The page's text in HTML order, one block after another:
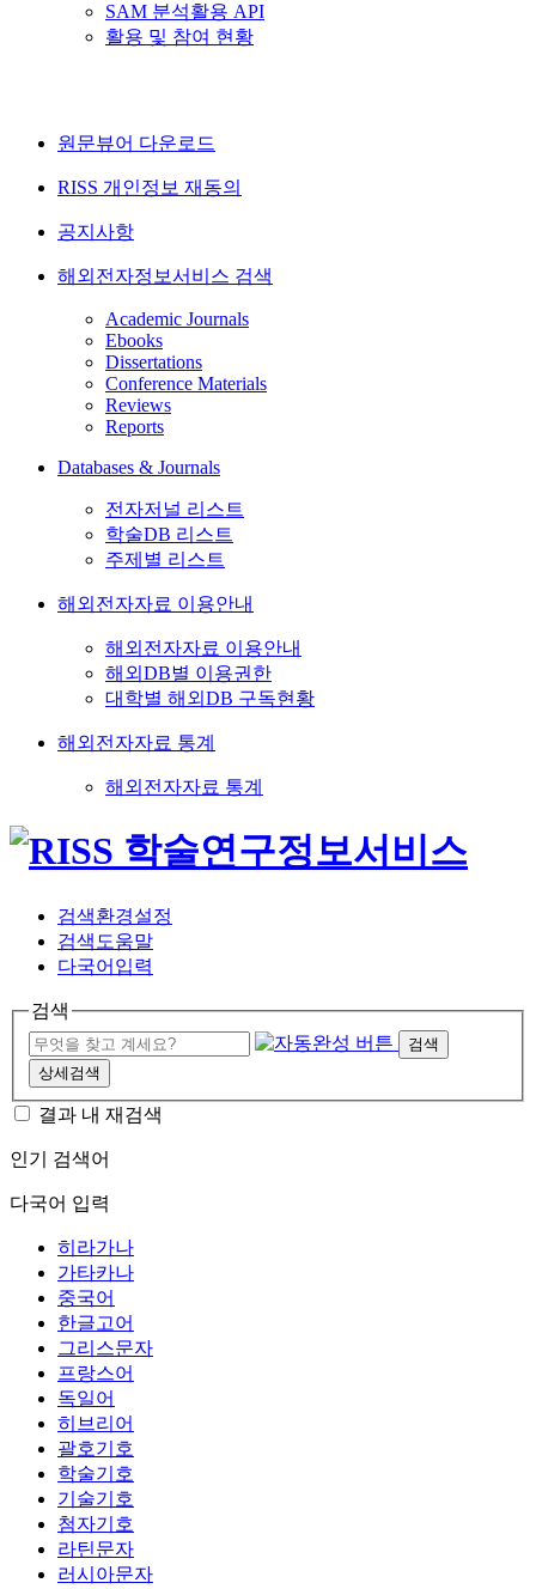
SAM 분석활용 API
활용 및 참여 현황
원문뷰어 다운로드
RISS 개인정보 재동의
공지사항
해외전자정보서비스 검색
Academic Journals
Ebooks
Dissertations
Conference Materials
Reviews
Reports
Databases & Journals
전자저널 리스트
학술DB 리스트
주제별 리스트
해외전자자료 이용안내
해외전자자료 이용안내
해외DB별 이용권한
대학별 해외DB 구독현황
해외전자자료 통계
해외전자자료 통계
검색환경설정
검색도움말
다국어입력
검색
검색
상세검색
결과 내 재검색
인기 검색어
다국어 입력
히라가나
가타카나
중국어
한글고어
그리스문자
프랑스어
독일어
히브리어
괄호기호
학술기호
기술기호
첨자기호
라틴문자
러시아문자